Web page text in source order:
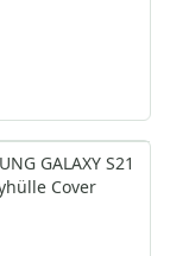
GALAXY S21
Cover